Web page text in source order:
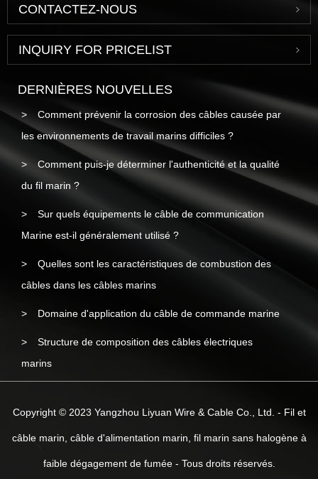
CONTACTEZ-NOUS
INQUIRY FOR PRICELIST
DERNIÈRES NOUVELLES
Comment prévenir la corrosion des câbles causée par
les environnements de travail marins difficiles ?
Comment puis-je déterminer l'authenticité et la qualité
du fil marin ?
Sur quels équipements le câble de communication
Marine est-il généralement utilisé ?
Quelles sont les caractéristiques de combustion des
câbles dans les câbles marins
Domaine d'application du câble de commande marine
Structure de composition des câbles électriques
marins
Copyright © 2023 Yangzhou Liyuan Wire & Cable Co., Ltd. - Fil et
câble marin, câble d'alimentation marin, fil marin sans halogène à
faible dégagement de fumée - Tous droits réservés.